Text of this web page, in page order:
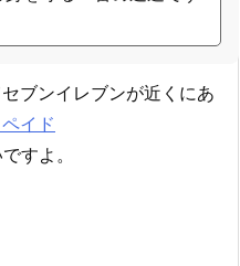
ブンイレブンが近くにあ
イド
すよ。